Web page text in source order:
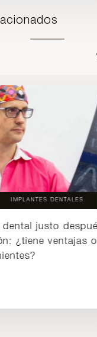
IMPLANTES DENTALES
dental justo
¿tiene ventajas o